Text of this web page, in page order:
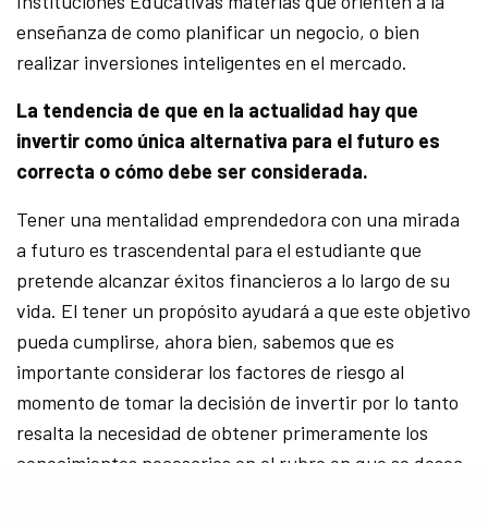
enseñanza de como planificar un negocio, o bien
realizar inversiones inteligentes en el mercado.
La tendencia de que en la actualidad hay que
invertir como única alternativa para el futuro es
correcta o cómo debe ser considerada.
Tener una mentalidad emprendedora con una mirada
a futuro es trascendental para el estudiante que
pretende alcanzar éxitos financieros a lo largo de su
vida. El tener un propósito ayudará a que este objetivo
pueda cumplirse, ahora bien, sabemos que es
importante considerar los factores de riesgo al
momento de tomar la decisión de invertir por lo tanto
resalta la necesidad de obtener primeramente los
conocimientos necesarios en el rubro en que se desea